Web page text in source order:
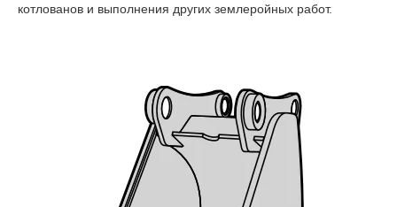
котлованов и выполнения других землеройных работ.